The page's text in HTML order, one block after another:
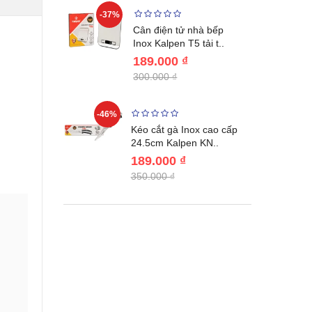
-37%
Cân điện tử nhà bếp
Inox Kalpen T5 tải t..
189.000 ₫
300.000 ₫
-46%
Kéo cắt gà Inox cao cấp
24.5cm Kalpen KN..
189.000 ₫
350.000 ₫